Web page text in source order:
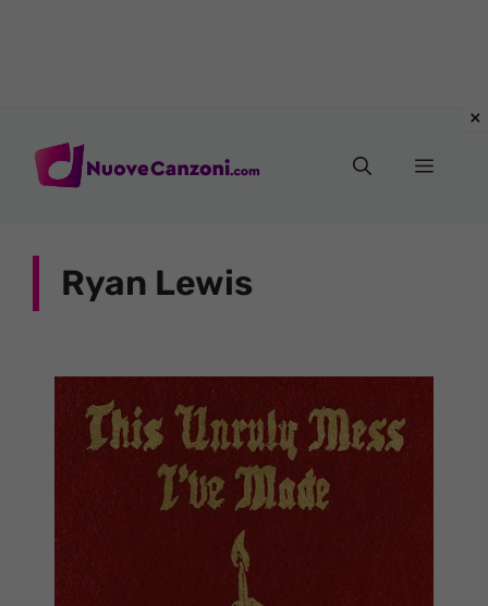
Menu
Ryan Lewis